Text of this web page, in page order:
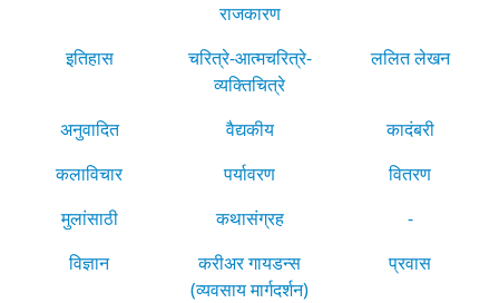
राजकारण
इतिहास
चरित्रे-आत्मचरित्रे-
व्यक्तिचित्रे
ललित लेखन
अनुवादित वैद्यकीय
कादंबरी
कलाविचार
पर्यावरण
वितरण
मुलांसाठी
कथासंग्रह
-
विज्ञान
करीअर गायडन्स
(व्यवसाय मार्गदर्शन)
प्रवास